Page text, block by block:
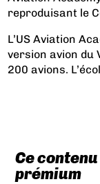
reproduisant le
L’US Aviation
version avion du
200 avions.
Ce
prémium